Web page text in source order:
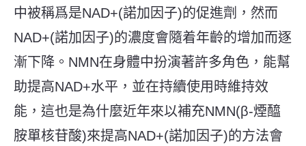
中被稱爲是NAD+(諾加因子)的促進劑，然而
NAD+(諾加因子)的濃度會隨着年齡的增加而逐
漸下降。NMN在身體中扮演著許多角色，能幫
助提高NAD+水平，並在持續使用時維持效
能，這也是為什麼近年來以補充NMN(β-煙醯
胺單核苷酸)來提高NAD+(諾加因子)的方法會